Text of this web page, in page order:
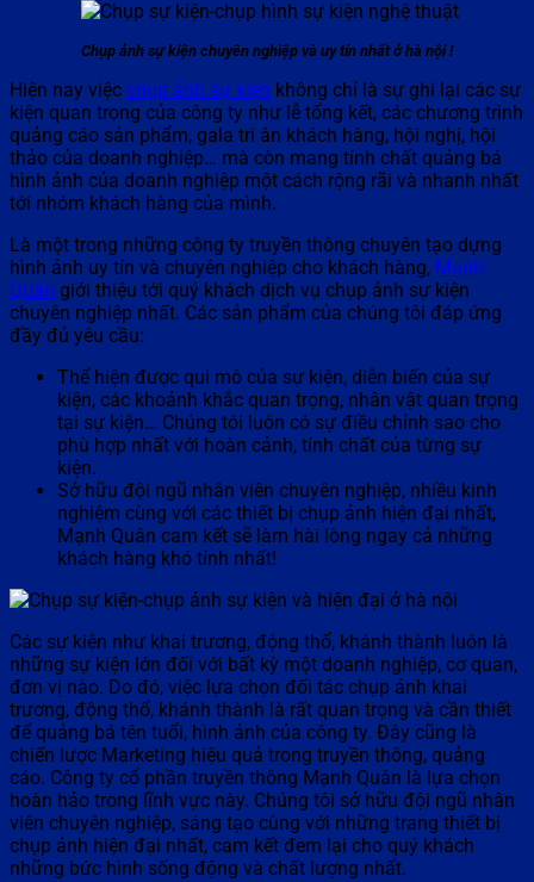
Chụp ảnh sự kiện chuyên nghiệp và uy tín nhất ở hà nội !
Hiện nay việc chụp ảnh sự kiện không chỉ là sự ghi lại các sự
kiện quan trọng của công ty như lễ tổng kết, các chương trình
quảng cáo sản phẩm, gala tri ân khách hàng, hội nghị, hội
thảo của doanh nghiệp… mà còn mang tính chất quảng bá
hình ảnh của doanh nghiệp một cách rộng rãi và nhanh nhất
tới nhóm khách hàng của mình.
Là một trong những công ty truyền thông chuyên tạo dựng
hình ảnh uy tín và chuyên nghiệp cho khách hàng, Mạnh
Quân giới thiệu tới quý khách dịch vụ chụp ảnh sự kiện
chuyên nghiệp nhất. Các sản phẩm của chúng tôi đáp ứng
đầy đủ yêu cầu:
Thể hiện được qui mô của sự kiện, diễn biến của sự
kiện, các khoảnh khắc quan trọng, nhân vật quan trọng
tại sự kiện… Chúng tôi luôn có sự điều chỉnh sao cho
phù hợp nhất với hoàn cảnh, tính chất của từng sự
kiện.
Sở hữu đội ngũ nhân viên chuyên nghiệp, nhiều kinh
nghiệm cùng với các thiết bị chụp ảnh hiện đại nhất,
Mạnh Quân cam kết sẽ làm hài lòng ngay cả những
khách hàng khó tính nhất!
Các sự kiện như khai trương, động thổ, khánh thành luôn là
những sự kiện lớn đối với bất kỳ một doanh nghiệp, cơ quan,
đơn vị nào. Do đó, việc lựa chọn đối tác chụp ảnh khai
trương, động thổ, khánh thành là rất quan trọng và cần thiết
để quảng bá tên tuổi, hình ảnh của công ty. Đây cũng là
chiến lược Marketing hiệu quả trong truyền thông, quảng
cáo. Công ty cổ phần truyền thông Mạnh Quân là lựa chọn
hoàn hảo trong lĩnh vực này. Chúng tôi sở hữu đội ngũ nhân
viên chuyên nghiệp, sáng tạo cùng với những trang thiết bị
chụp ảnh hiện đại nhất, cam kết đem lại cho quý khách
những bức hình sống động và chất lượng nhất.